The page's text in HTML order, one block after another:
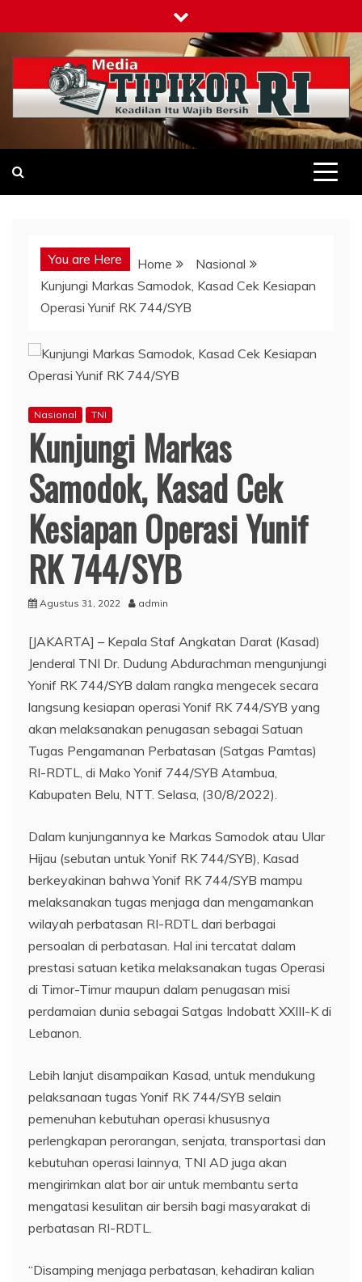
to
content
Tipikor-ri-online.my.id
Keadilan Itu Wajib Bersih
You are Here Home
Nasional
Kunjungi Markas Samodok, Kasad Cek Kesiapan
Operasi Yunif RK 744/SYB
Nasional TNI
Kunjungi Markas
Samodok, Kasad Cek
Kesiapan Operasi Yunif
RK 744/SYB
Agustus 31, 2022 admin
[JAKARTA] – Kepala Staf Angkatan Darat (Kasad)
Jenderal TNI Dr. Dudung Abdurachman mengunjungi
Yonif RK 744/SYB dalam rangka mengecek secara
langsung kesiapan operasi Yonif RK 744/SYB yang
akan melaksanakan penugasan sebagai Satuan
Tugas Pengamanan Perbatasan (Satgas Pamtas)
RI-RDTL, di Mako Yonif 744/SYB Atambua,
Kabupaten Belu, NTT. Selasa, (30/8/2022).
Dalam kunjungannya ke Markas Samodok atau Ular
Hijau (sebutan untuk Yonif RK 744/SYB), Kasad
berkeyakinan bahwa Yonif RK 744/SYB mampu
melaksanakan tugas menjaga dan mengamankan
wilayah perbatasan RI-RDTL dari berbagai
persoalan di perbatasan. Hal ini tercatat dalam
prestasi satuan ketika melaksanakan tugas Operasi
di Timor-Timur maupun dalam penugasan misi
perdamaian dunia sebagai Satgas Indobatt XXIII-K di
Lebanon.
Lebih lanjut disampaikan Kasad, untuk mendukung
pelaksanaan tugas Yonif RK 744/SYB selain
pemenuhan kebutuhan operasi khususnya
perlengkapan perorangan, senjata, transportasi dan
kebutuhan operasi lainnya, TNI AD juga akan
mengirimkan alat bor air untuk membantu serta
mengatasi kesulitan air bersih bagi masyarakat di
perbatasan RI-RDTL.
“Disamping menjaga perbatasan, kehadiran kalian